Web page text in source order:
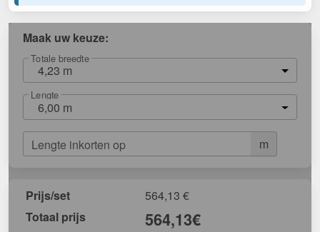
Maak uw keuze:
Totale breedte
4,23 m
Lengte
6,00 m
m
Lengte inkorten op
Prijs/set 564,13 €
Totaal prijs
564,13€